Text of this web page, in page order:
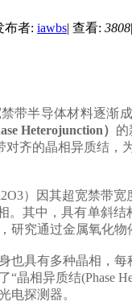
布者: iawbs| 查看: 3808|
带半导体材料逐渐
Heterojunction） 的
齐的晶相异质结，
2O3）因其超宽禁带宽
。其中，具有单斜
研究通过金属氧化
也具有多种晶相，
“晶相异质结(Phase
电探测器。